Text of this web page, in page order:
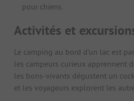
pour chiens.
Activités et
Le camping au bord d'un lac est
les campeurs curieux apprennent
les bons-vivants dégustent un
et les voyageurs explorent les